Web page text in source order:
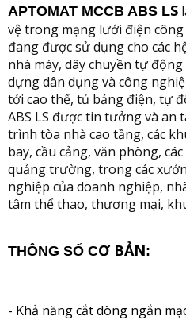
APTOMAT MCCB ABS LS
vệ trong mạng lưới điện
đang được sử dụng cho các
nhà máy, dây chuyền tự
dựng dân dụng và công
tới cao thế, tủ bảng điện, tự
ABS LS được tin tưởng và an
trình tòa nhà cao tầng, các
bay, cầu cảng, văn phòng,
quảng trường, trong các
nghiệp của doanh nghiệp,
tâm thể thao, thương mại,
THÔNG SỐ CƠ BẢN:
- Khả năng cắt dòng ngắn